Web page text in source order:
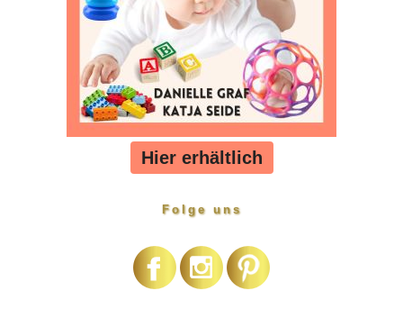
Hier erhältlich
Folge uns